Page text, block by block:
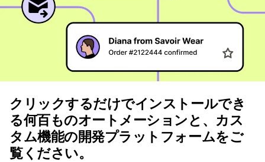
クリックするだけでインストールでき
る何百ものオートメーションと、カス
タム機能の開発プラットフォームをご
覧ください。